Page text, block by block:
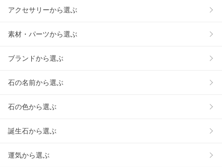
アクセサリーから選ぶ
素材・パーツから選ぶ
ブランドから選ぶ
石の名前から選ぶ
石の色から選ぶ
誕生石から選ぶ
運気から選ぶ